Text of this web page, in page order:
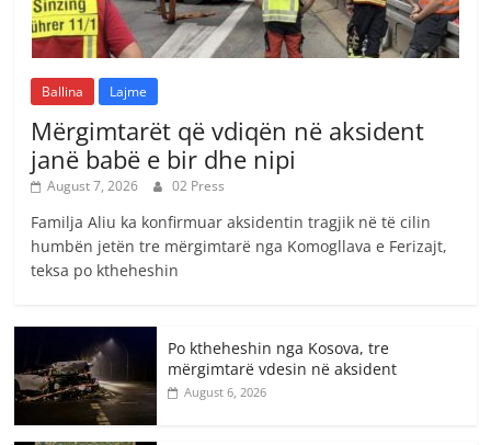
Ballina Lajme
Mërgimtarët që vdiqën në aksident
janë babë e bir dhe nipi
August 7, 2026 02 Press
Familja Aliu ka konfirmuar aksidentin tragjik në të cilin
humbën jetën tre mërgimtarë nga Komogllava e Ferizajt,
teksa po ktheheshin
Po ktheheshin nga Kosova, tre
mërgimtarë vdesin në aksident
August 6, 2026